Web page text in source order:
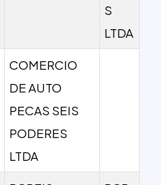
S
LTDA
COMERCIO
DE AUTO
PECAS SEIS
PODERES
LTDA